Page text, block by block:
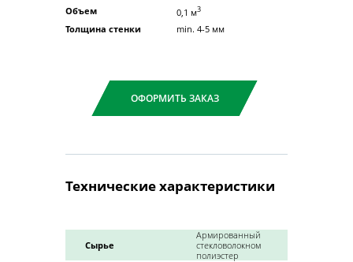
Объем
0,1 м3
Толщина стенки min. 4-5 мм
ОФОРМИТЬ ЗАКАЗ
Технические характеристики
Сырье
Армированный
стекловолокном
полиэстер